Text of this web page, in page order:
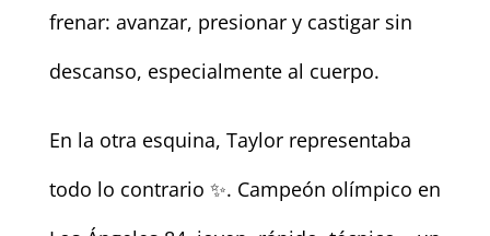
frenar: avanzar, presionar y castigar sin
descanso, especialmente al cuerpo.
En la otra esquina, Taylor representaba
todo lo contrario ✨. Campeón olímpico en